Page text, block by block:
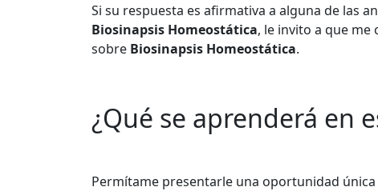
Si su respuesta es afirmativa a alguna de las
Biosinapsis Homeostática, le invito a que
sobre Biosinapsis Homeostática.
¿Qué se aprenderá en
Permítame presentarle una oportunidad